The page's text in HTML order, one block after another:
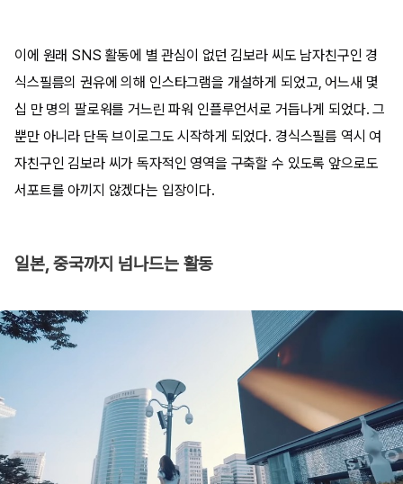
이에 원래 SNS 활동에 별 관심이 없던 김보라 씨도 남자친구인 경
식스필름의 권유에 의해 인스타그램을 개설하게 되었고, 어느새 몇
십 만 명의 팔로워를 거느린 파워 인플루언서로 거듭나게 되었다. 그
뿐만 아니라 단독 브이로그도 시작하게 되었다. 경식스필름 역시 여
자친구인 김보라 씨가 독자적인 영역을 구축할 수 있도록 앞으로도
서포트를 아끼지 않겠다는 입장이다.
일본, 중국까지 넘나드는 활동